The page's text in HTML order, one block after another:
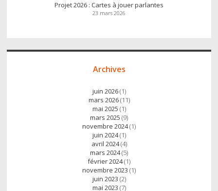
Projet 2026 : Cartes à jouer parlantes
23 mars 2026
Archives
juin 2026(1)
mars 2026(11)
mai 2025 (1)
mars 2025 (9)
novembre 2024(1)
juin 2024(1)
avril 2024(4)
mars 2024(5)
février 2024(1)
novembre 2023 (1)
juin 2023 (2)
mai 2023 (7)